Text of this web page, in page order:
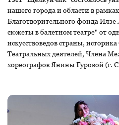
нашего города и области в
Благотворительного фонда
сюжеты в балетном театре" от
искусствоведов страны,
Театральных деятелей, Члена
хореографов Янины Гуровой (г.